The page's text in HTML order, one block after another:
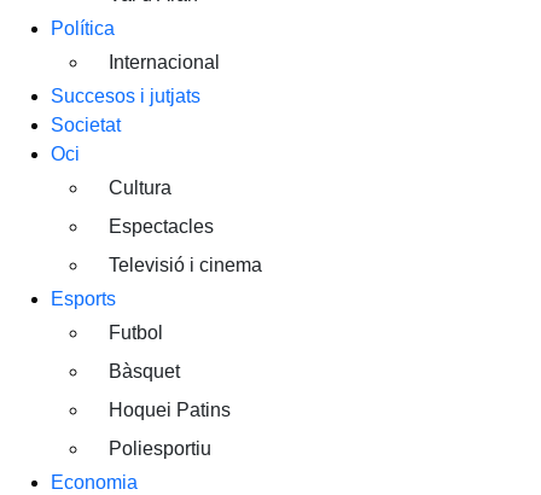
Política
Internacional
Succesos i jutjats
Societat
Oci
Cultura
Espectacles
Televisió i cinema
Esports
Futbol
Bàsquet
Hoquei Patins
Poliesportiu
Economia